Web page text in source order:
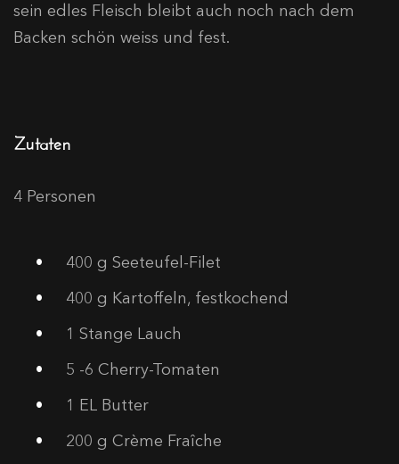
sein edles Fleisch bleibt auch noch nach dem
Backen schön weiss und fest.
Zutaten
4 Personen
400 g Seeteufel-Filet
400 g Kartoffeln, festkochend
1 Stange Lauch
5 -6 Cherry-Tomaten
1 EL Butter
200 g Crème Fraîche